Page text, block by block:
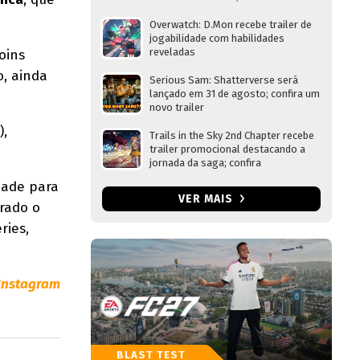
ainda
para
o
Overwatch: D.Mon recebe trailer de
jogabilidade com habilidades
reveladas
Serious Sam: Shatterverse será
lançado em 31 de agosto; confira um
novo trailer
Trails in the Sky 2nd Chapter recebe
trailer promocional destacando a
jornada da saga; confira
VER MAIS
BLAST TEST